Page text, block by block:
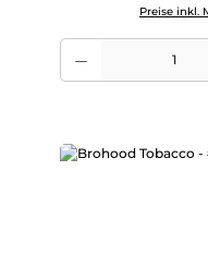
Preise inkl.
Produkt Anzahl: Gib